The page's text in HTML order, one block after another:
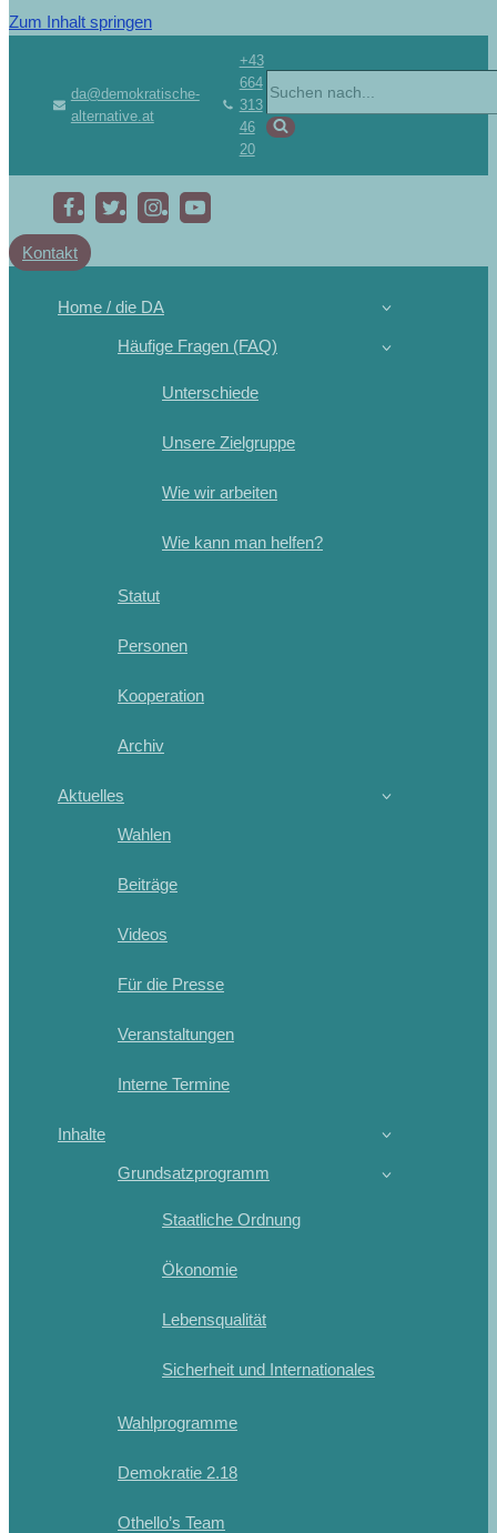
Zum Inhalt springen
da@demokratische-
alternative.at
+43
664
313
46
20
Kontakt
Home / die DA
Häufige Fragen (FAQ)
Unterschiede
Unsere Zielgruppe
Wie wir arbeiten
Wie kann man helfen?
Statut
Personen
Kooperation
Archiv
Aktuelles
Wahlen
Beiträge
Videos
Für die Presse
Veranstaltungen
Interne Termine
Inhalte
Grundsatzprogramm
Staatliche Ordnung
Ökonomie
Lebensqualität
Sicherheit und Internationales
Wahlprogramme
Demokratie 2.18
Othello’s Team